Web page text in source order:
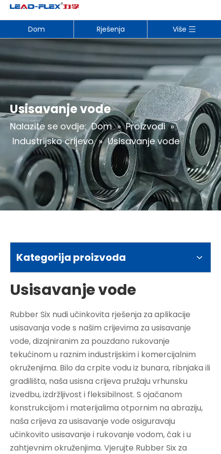
Dom Rješenja Više
Usisavanje vode
Nalazite se ovdje: Dom » Proizvodi »
Industrijsko crijevo » Usisavanje vode
Kategorija proizvoda
Usisavanje vode
Rubber Six nudi učinkovita rješenja za aplikacije
usisavanja vode s našim crijevima za usisavanje
vode, dizajniranim za pouzdano rukovanje
tekućinom u raznim industrijskim i komercijalnim
okruženjima. Bilo da crpite vodu iz bunara, ribnjaka ili
gradilišta, naša usisna crijeva pružaju vrhunsku
izvedbu, izdržljivost i fleksibilnost. S ojačanom
konstrukcijom i materijalima otpornim na abraziju,
naša crijeva za usisavanje vode osiguravaju
učinkovito usisavanje i rukovanje vodom, čak i u
zahtjevnim okruženjima. Vjerujte Rubber Six za